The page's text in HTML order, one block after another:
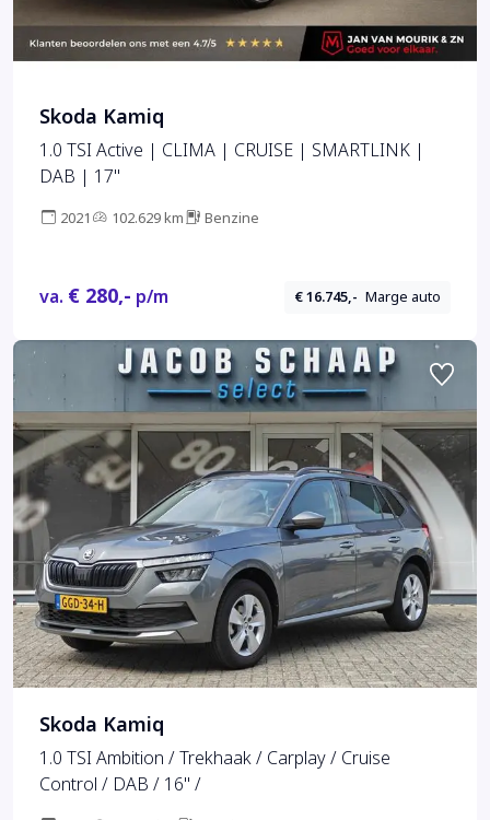
Skoda Kamiq
1.0 TSI Active | CLIMA | CRUISE | SMARTLINK |
DAB | 17"
2021 102.629 km Benzine
va. € 280,- p/m € 16.745,- Marge auto
Skoda Kamiq
1.0 TSI Ambition / Trekhaak / Carplay / Cruise
Control / DAB / 16'' /